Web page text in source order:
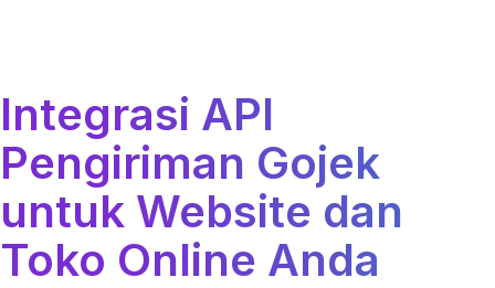
Integrasi API
Pengiriman Gojek
untuk Website dan
Toko Online Anda